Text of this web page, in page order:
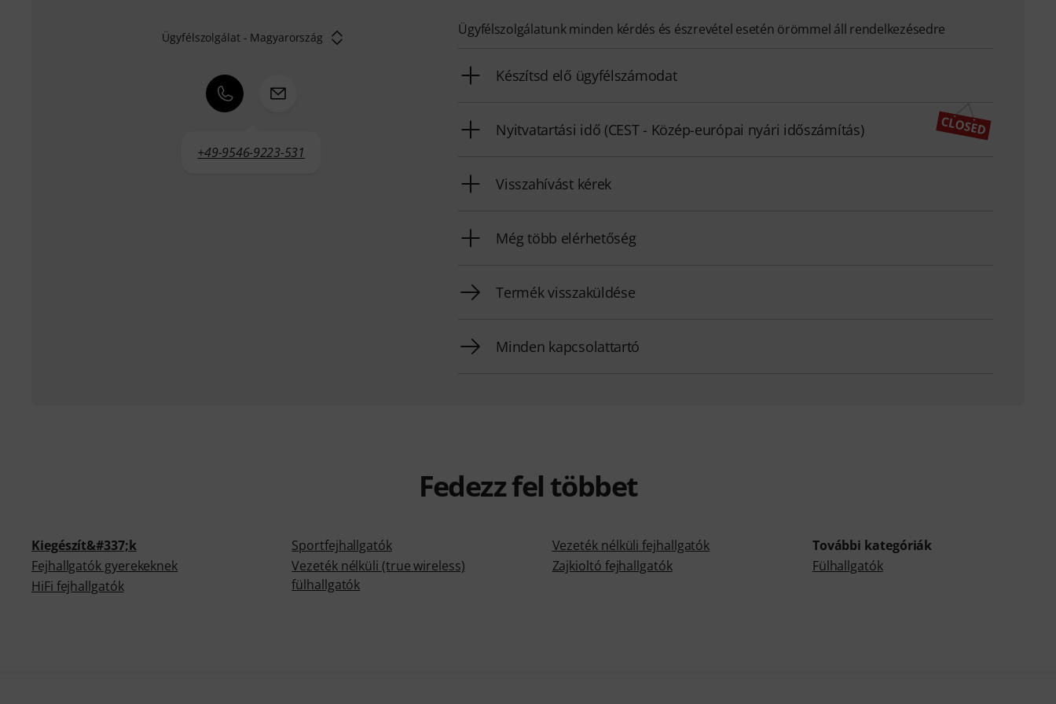
Ügyfélszolgálat - Magyarország
+49-9546-9223-531
Ügyfélszolgálatunk minden kérdés és észrevétel esetén örömmel áll rendelkezésedre
Készítsd elő ügyfélszámodat
Nyitvatartási idő (CEST - Közép-európai nyári időszámítás)
Visszahívást kérek
Még több elérhetőség
Termék visszaküldése
Minden kapcsolattartó
Fedezz fel többet
Kiegészít&#337;k
Fejhallgatók gyerekeknek
HiFi fejhallgatók
Sportfejhallgatók
Vezeték nélküli (true wireless)
fülhallgatók
Vezeték nélküli fejhallgatók
Zajkioltó fejhallgatók
További kategóriák
Fülhallgatók